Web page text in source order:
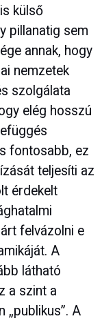
külső
pillanatig sem
annak, hogy
nemzetek
szolgálata
elég hosszú
fontosabb, ez
teljesíti az
érdekelt
felvázolni e
A
látható
a szint a
„publikus”. A